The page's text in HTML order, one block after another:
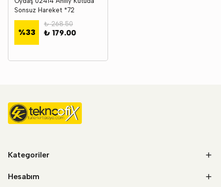
Sonsuz Hareket *72
%33
₺ 268.50
₺ 179.00
Kategoriler
Hesabım